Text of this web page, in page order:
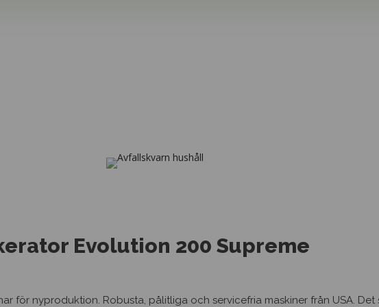
Evolution 200 Supreme
för nyproduktion. Robusta, pålitliga och servicefria maskiner från USA.